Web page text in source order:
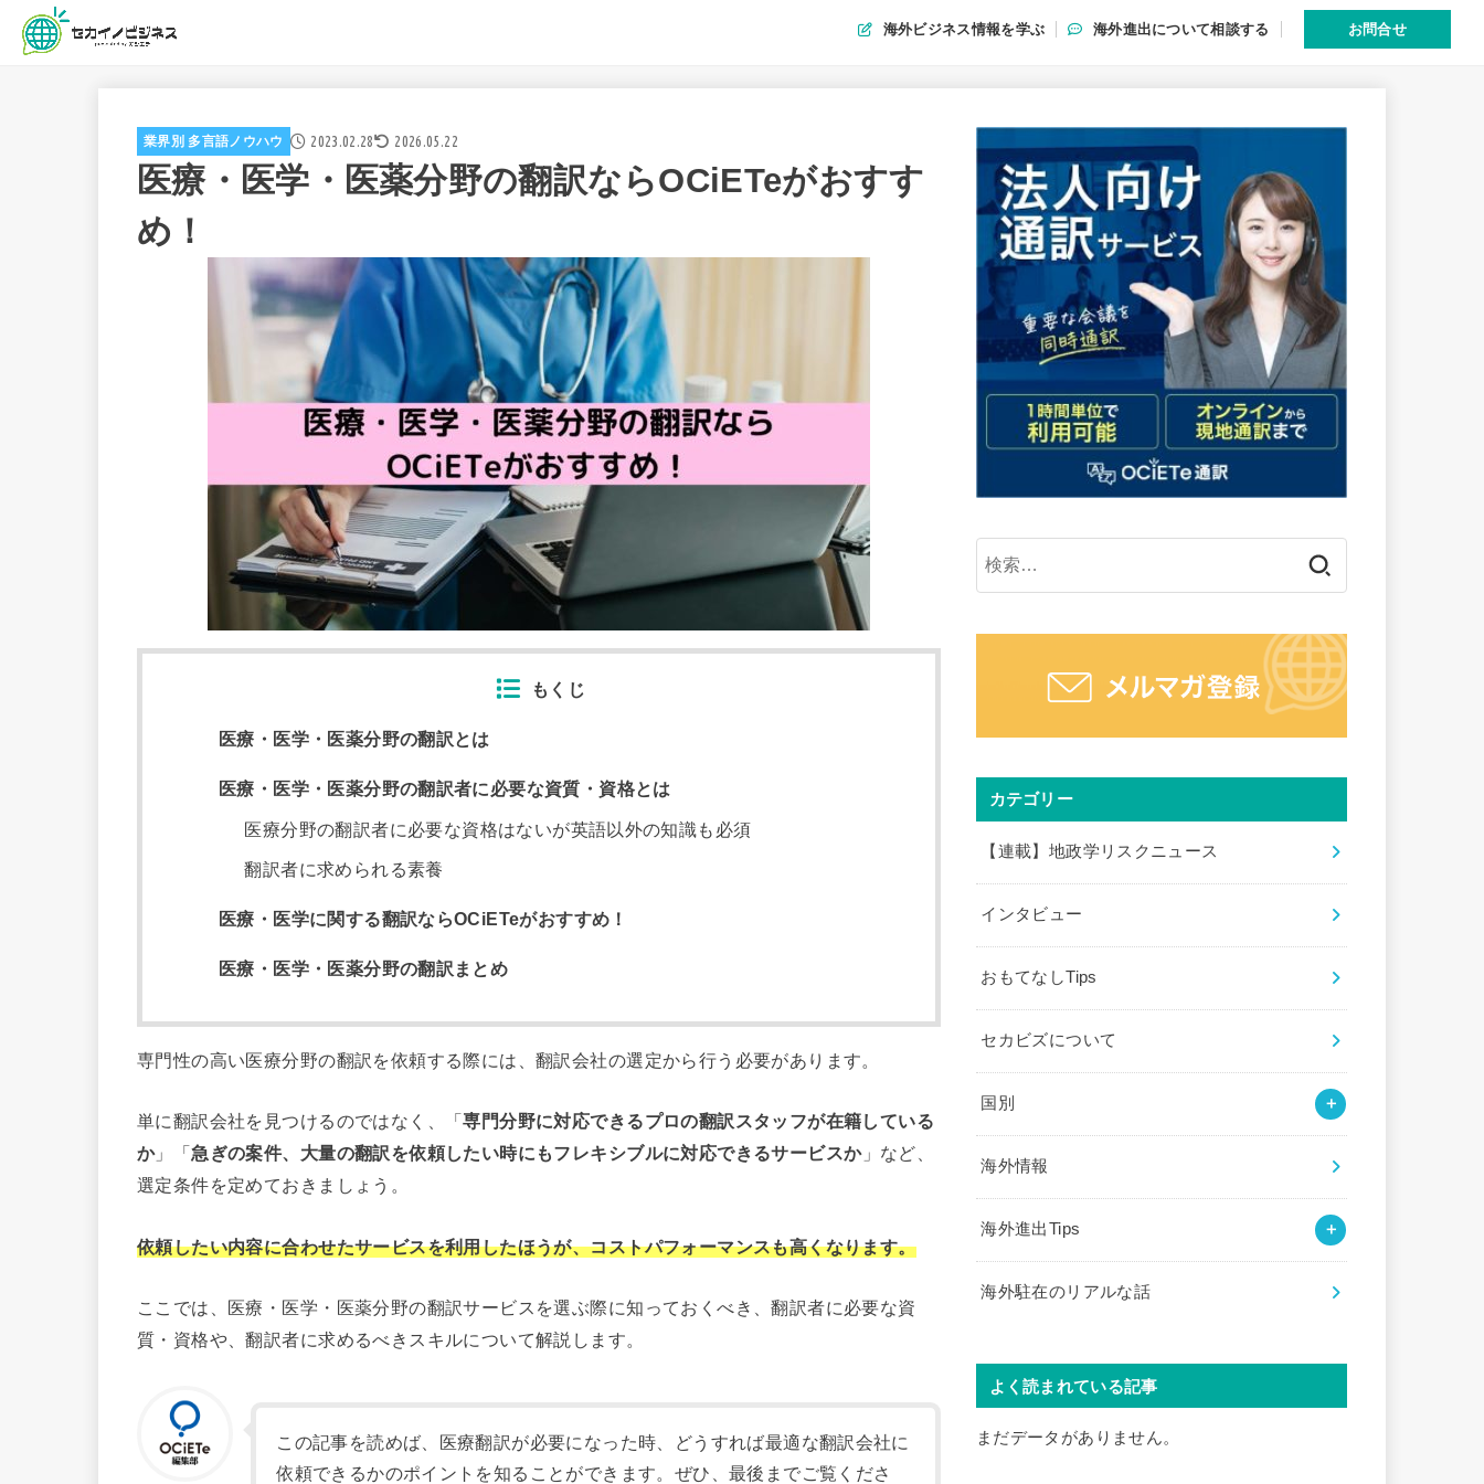
海外ビジネス情報を学ぶ 海外進出について相談する お問合せ
業界別 多言語ノウハウ 2023.02.28 2026.05.22
医療・医学・医薬分野の翻訳ならOCiETeがおすす
め！
もくじ
医療・医学・医薬分野の翻訳とは
医療・医学・医薬分野の翻訳者に必要な資質・資格とは
医療分野の翻訳者に必要な資格はないが英語以外の知識も必須
翻訳者に求められる素養
医療・医学に関する翻訳ならOCiETeがおすすめ！
医療・医学・医薬分野の翻訳まとめ
専門性の高い医療分野の翻訳を依頼する際には、翻訳会社の選定から行う必要があります。
単に翻訳会社を見つけるのではなく、「専門分野に対応できるプロの翻訳スタッフが在籍している
か」「急ぎの案件、大量の翻訳を依頼したい時にもフレキシブルに対応できるサービスか」など、
選定条件を定めておきましょう。
依頼したい内容に合わせたサービスを利用したほうが、コストパフォーマンスも高くなります。
ここでは、医療・医学・医薬分野の翻訳サービスを選ぶ際に知っておくべき、翻訳者に必要な資
質・資格や、翻訳者に求めるべきスキルについて解説します。
この記事を読めば、医療翻訳が必要になった時、どうすれば最適な翻訳会社に
依頼できるかのポイントを知ることができます。ぜひ、最後までご覧くださ
カテゴリー
【連載】地政学リスクニュース
インタビュー
おもてなしTips
セカビズについて
国別
海外情報
海外進出Tips
海外駐在のリアルな話
よく読まれている記事
まだデータがありません。